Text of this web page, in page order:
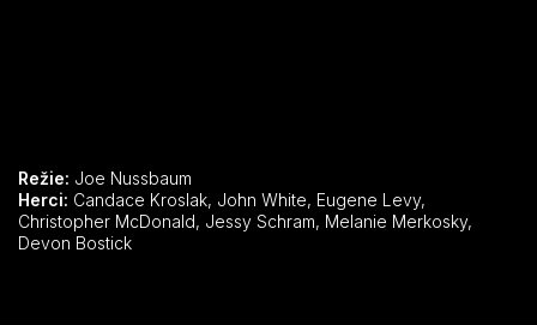
Režie: Joe Nussbaum
Herci:
Christopher McDonald, Jessy Schram, Melanie Merkosky,
Devon Bostick